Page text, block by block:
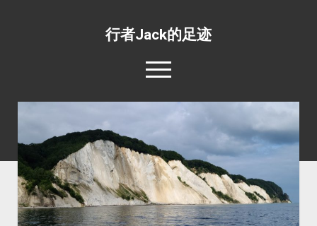
行者Jack的足迹
open
menu
专题照片
open
dropdown
menu
世界美食
野生动物
宗教场所
旅游杂文
open
dropdown
menu
环绕地球一周并不难
工薪族也可以周游世界
目的地推荐
open
dropdown
menu
四条最惊心动魄的航线